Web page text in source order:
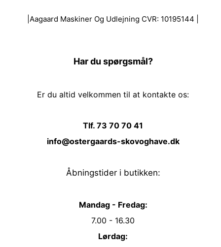
|Aagaard Maskiner Og Udlejning CVR: 10195144 |
Har du spørgsmål?
Er du altid velkommen til at kontakte os:
Tlf. 73 70 70 41
info@ostergaards-skovoghave.dk
Åbningstider i butikken:
Mandag - Fredag:
7.00 - 16.30
Lørdag: